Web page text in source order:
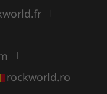
|
|
rockworld.ro